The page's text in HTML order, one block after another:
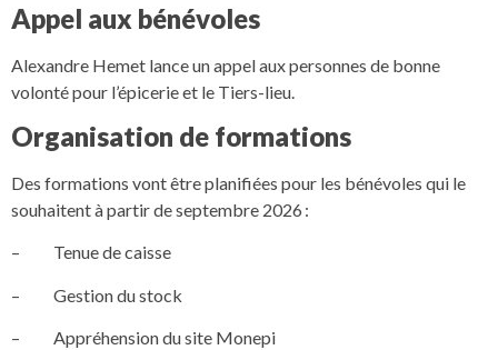
Appel aux bénévoles
Alexandre Hemet lance un appel aux personnes de bonne
volonté pour l’épicerie et le Tiers-lieu.
Organisation de formations
Des formations vont être planifiées pour les bénévoles qui le
souhaitent à partir de septembre 2026 :
– Tenue de caisse
– Gestion du stock
– Appréhension du site Monepi